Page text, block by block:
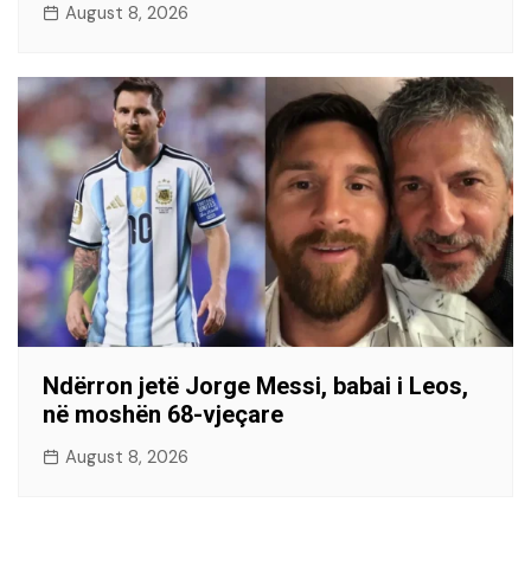
August 8, 2026
Ndërron jetë Jorge Messi, babai i Leos,
në moshën 68-vjeçare
August 8, 2026